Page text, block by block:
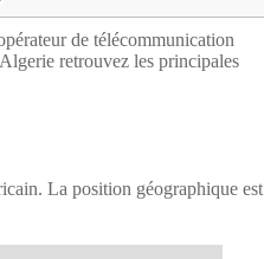
de télécommunication
retrouvez les principales
La position géographique est